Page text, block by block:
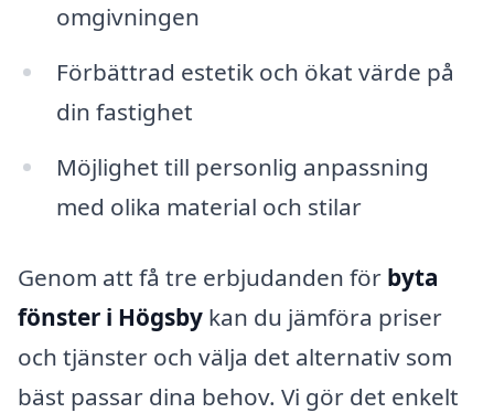
omgivningen
Förbättrad estetik och ökat värde på
din fastighet
Möjlighet till personlig anpassning
med olika material och stilar
Genom att få tre erbjudanden för byta
fönster i Högsby kan du jämföra priser
och tjänster och välja det alternativ som
bäst passar dina behov. Vi gör det enkelt